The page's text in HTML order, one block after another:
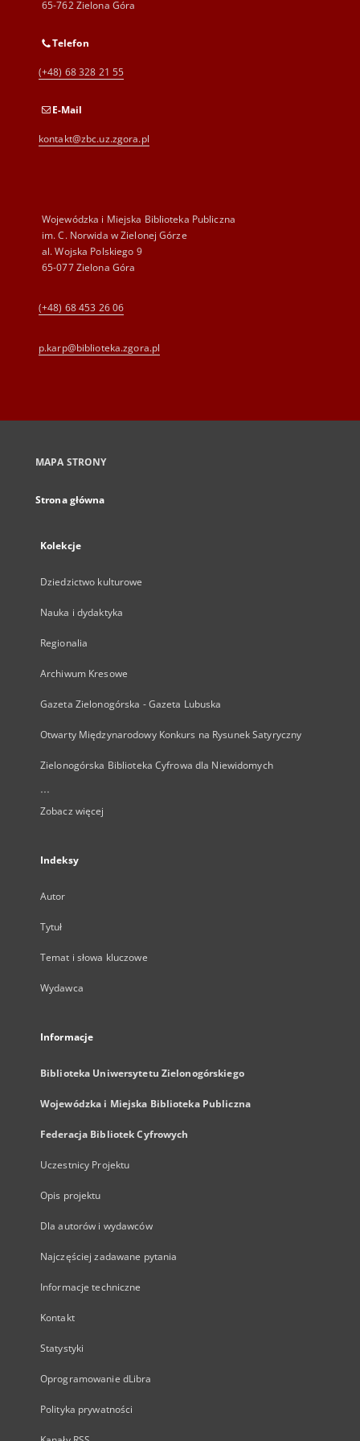
65-762 Zielona Góra
Telefon
(+48) 68 328 21 55
E-Mail
kontakt@zbc.uz.zgora.pl
Wojewódzka i Miejska Biblioteka Publiczna
im. C. Norwida w Zielonej Górze
al. Wojska Polskiego 9
65-077 Zielona Góra
(+48) 68 453 26 06
p.karp@biblioteka.zgora.pl
MAPA STRONY
Strona główna
Kolekcje
Dziedzictwo kulturowe
Nauka i dydaktyka
Regionalia
Archiwum Kresowe
Gazeta Zielonogórska - Gazeta Lubuska
Otwarty Międzynarodowy Konkurs na Rysunek Satyryczny
Zielonogórska Biblioteka Cyfrowa dla Niewidomych
...
Zobacz więcej
Indeksy
Autor
Tytuł
Temat i słowa kluczowe
Wydawca
Informacje
Biblioteka Uniwersytetu Zielonogórskiego
Wojewódzka i Miejska Biblioteka Publiczna
Federacja Bibliotek Cyfrowych
Uczestnicy Projektu
Opis projektu
Dla autorów i wydawców
Najczęściej zadawane pytania
Informacje techniczne
Kontakt
Statystyki
Oprogramowanie dLibra
Polityka prywatności